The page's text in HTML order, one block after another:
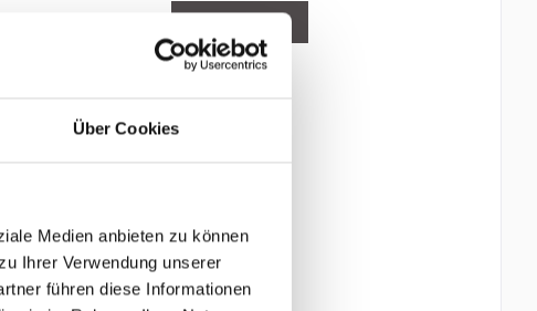
Über Cookies
Medien anbieten zu können
Ihrer Verwendung unserer
führen diese Informationen